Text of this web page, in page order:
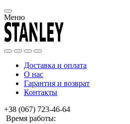
Меню
Доставка и оплата
О нас
Гарантия и возврат
Контакты
+38 (067) 723-46-64
Время работы: